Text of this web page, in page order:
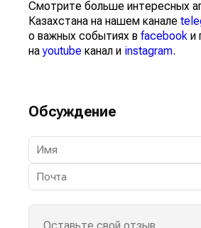
Смотрите больше интересных
Казахстана на нашем канале
о важных событиях в facebook и
наyoutube канал и instagram.
Обсуждение